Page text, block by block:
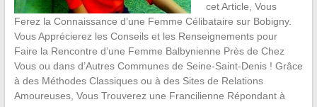
cet Article, Vous
Ferez la Connaissance d’une Femme Célibataire sur Bobigny.
Vous Apprécierez les Conseils et les Renseignements pour
Faire la Rencontre d’une Femme Balbynienne Près de Chez
Vous ou dans d’Autres Communes de Seine-Saint-Denis ! Grâce
à des Méthodes Classiques ou à des Sites de Relations
Amoureuses, Vous Trouverez une Francilienne Répondant à